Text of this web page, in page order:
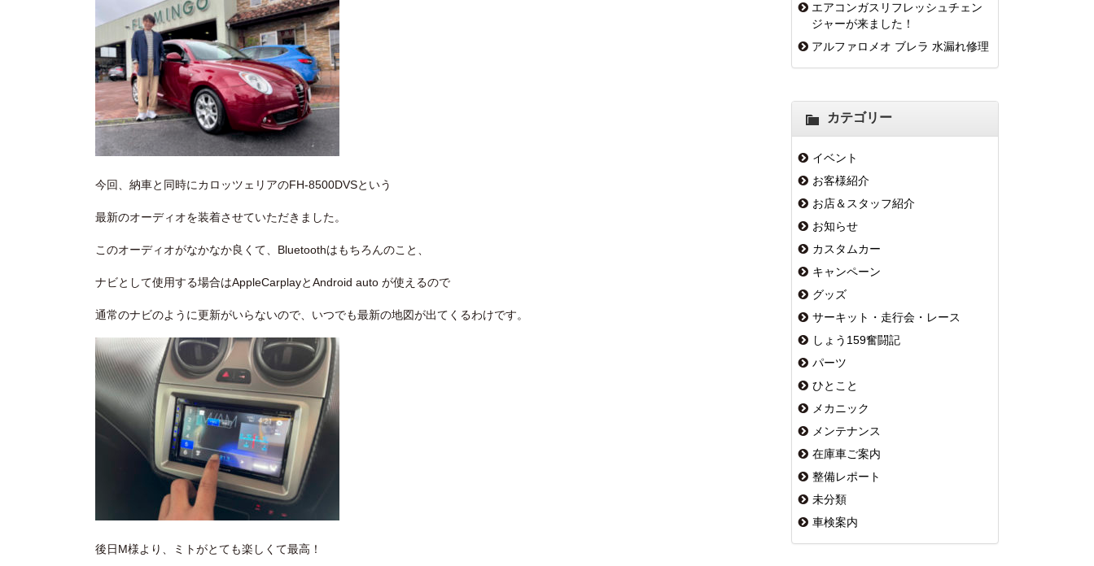
今回、納車と同時にカロッツェリアのFH-8500DVSという
最新のオーディオを装着させていただきました。
このオーディオがなかなか良くて、Bluetoothはもちろんのこと、
ナビとして使用する場合はAppleCarplayとAndroid auto が使えるので
通常のナビのように更新がいらないので、いつでも最新の地図が出てくるわけです。
後日M様より、ミトがとても楽しくて最高！
エアコンガスリフレッシュチェン
ジャーが来ました！
アルファロメオ ブレラ 水漏れ修理
カテゴリー
イベント
お客様紹介
お店＆スタッフ紹介
お知らせ
カスタムカー
キャンペーン
グッズ
サーキット・走行会・レース
しょう159奮闘記
パーツ
ひとこと
メカニック
メンテナンス
在庫車ご案内
整備レポート
未分類
車検案内